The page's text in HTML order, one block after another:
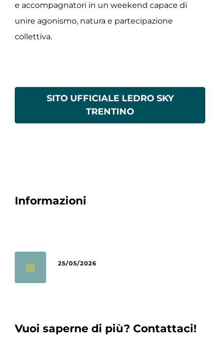
e accompagnatori in un weekend capace di
unire agonismo, natura e partecipazione
collettiva.
SITO UFFICIALE LEDRO SKY
TRENTINO
Informazioni
25/05/2026
Vuoi saperne di più? Contattaci!